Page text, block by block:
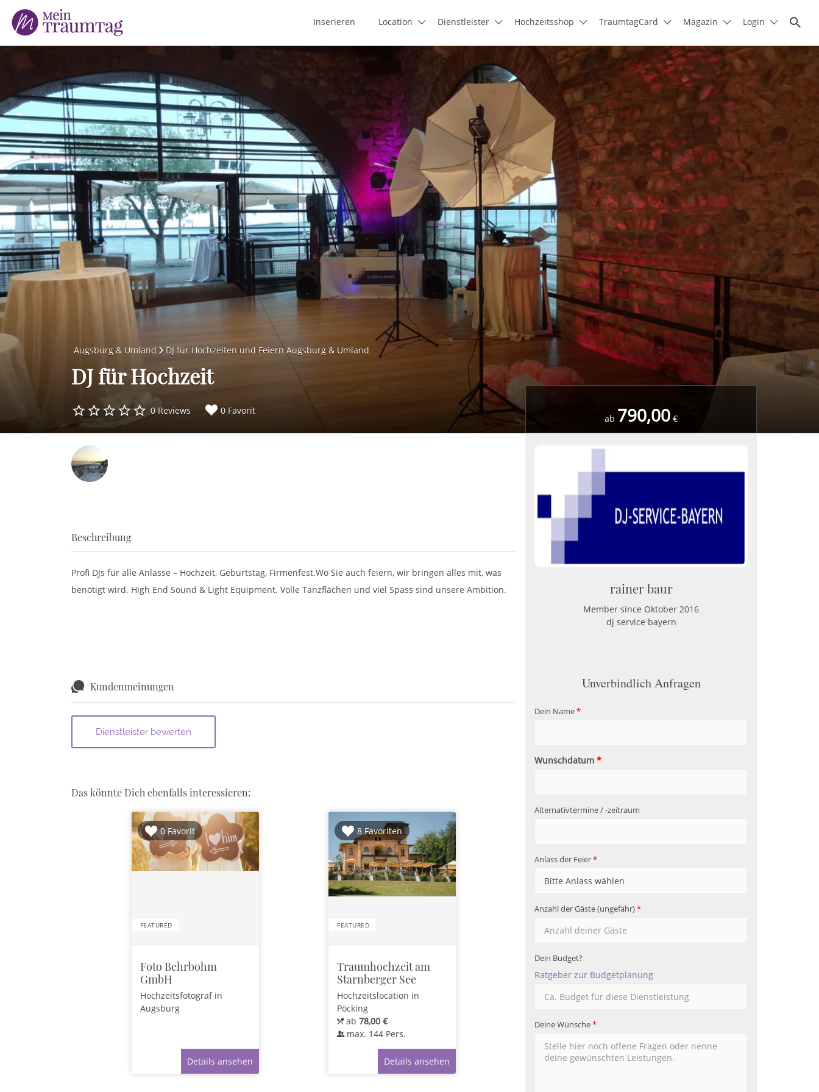
Inserieren Location Dienstleister Hochzeitsshop TraumtagCard Magazin Login
Suchen
nach:
Augsburg & Umland DJ für Hochzeiten und Feiern Augsburg & Umland
DJ für Hochzeit
0 Reviews 0 Favorit
ab 790,00 €
Beschreibung
Profi DJs für alle Anlässe – Hochzeit, Geburtstag, Firmenfest.Wo Sie auch feiern, wir bringen alles mit, was
benötigt wird. High End Sound & Light Equipment. Volle Tanzflächen und viel Spass sind unsere Ambition.
Kundenmeinungen
Das könnte Dich ebenfalls interessieren:
0 Favorit
FEATURED
Foto Behrbohm
GmbH
Hochzeitsfotograf in
Augsburg
Details ansehen
8 Favoriten
FEATURED
Traumhochzeit am
Starnberger See
Hochzeitslocation in
Pöcking
ab78,00 €
max. 144 Pers.
Details ansehen
rainer baur
Member since Oktober 2016
dj service bayern
Unverbindlich Anfragen
Dein Name*
Wunschdatum *
Alternativtermine / -zeitraum
Anlass der Feier*
Anzahl der Gäste (ungefähr)*
Dein Budget?
Ratgeber zur Budgetplanung
Deine Wünsche*